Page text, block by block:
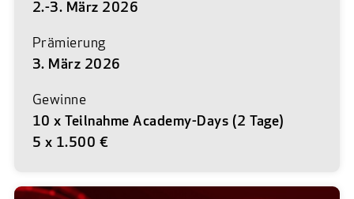
2.-3. März 2026
Prämierung
3. März 2026
Gewinne
10 x Teilnahme Academy-Days (2 Tage)
5 x 1.500 €